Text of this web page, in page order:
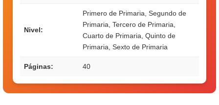
Nivel:
Primero de Primaria, Segundo de
Primaria, Tercero de Primaria,
Cuarto de Primaria, Quinto de
Primaria, Sexto de Primaria
Páginas: 40